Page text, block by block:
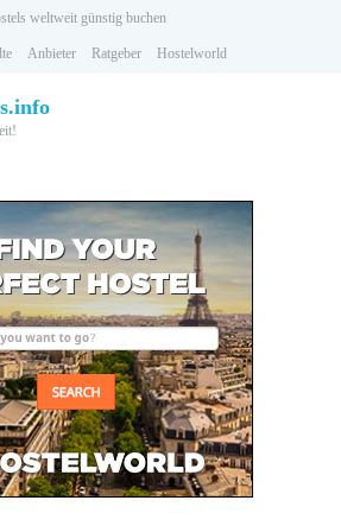
weltweit günstig buchen
Anbieter Ratgeber Hostelworld